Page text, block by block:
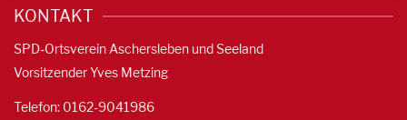
KONTAKT
SPD-Ortsverein Aschersleben und Seeland
Vorsitzender Yves Metzing
Telefon: 0162-9041986